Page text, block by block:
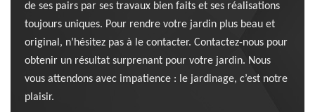
de ses pairs par ses travaux bien faits et ses réalisations
toujours uniques. Pour rendre votre jardin plus beau et
original, n’hésitez pas à le contacter. Contactez-nous pour
obtenir un résultat surprenant pour votre jardin. Nous
vous attendons avec impatience : le jardinage, c’est notre
plaisir.